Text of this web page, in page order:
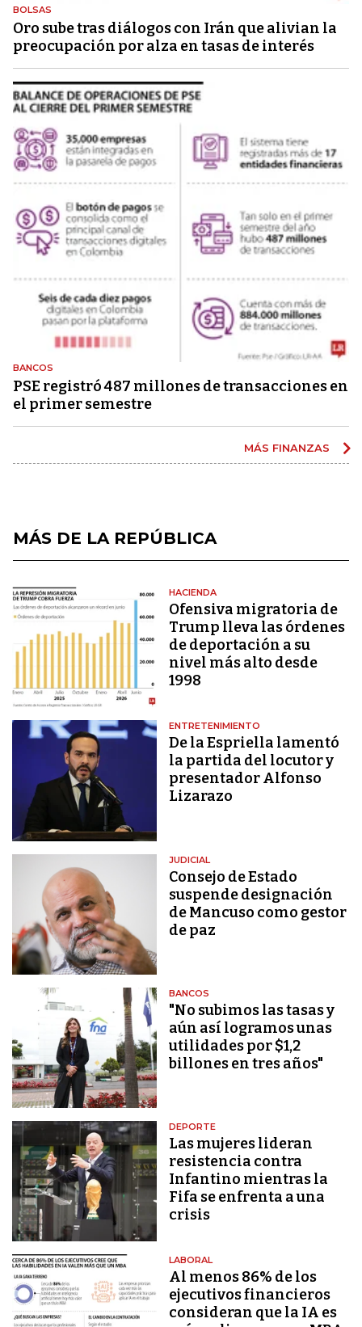
BOLSAS
Oro sube tras diálogos con Irán que alivian la
preocupación por alza en tasas de interés
BANCOS
PSE registró 487 millones de transacciones en
el primer semestre
MÁS FINANZAS
MÁS DE LA REPÚBLICA
HACIENDA
Ofensiva migratoria de
Trump lleva las órdenes
de deportación a su
nivel más alto desde
1998
ENTRETENIMIENTO
De la Espriella lamentó
la partida del locutor y
presentador Alfonso
Lizarazo
JUDICIAL
Consejo de Estado
suspende designación
de Mancuso como gestor
de paz
BANCOS
"No subimos las tasas y
aún así logramos unas
utilidades por $1,2
billones en tres años"
DEPORTE
Las mujeres lideran
resistencia contra
Infantino mientras la
Fifa se enfrenta a una
crisis
LABORAL
Al menos 86% de los
ejecutivos financieros
consideran que la IA es